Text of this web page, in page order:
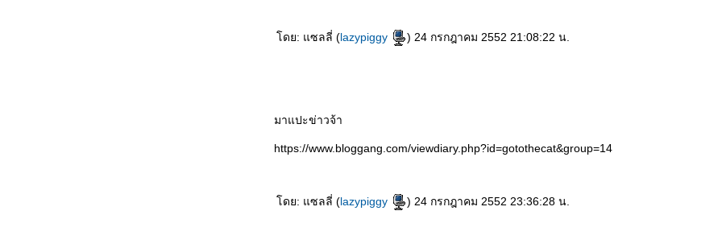
ดย: แซลลี่ (lazypiggy ) 24 กรกฎาคม 2552 21:08:22 น.
มาแปะข่าวจ้า
https://www.bloggang.com/viewdiary.php?id=gotothecat&group=14
ดย: แซลลี่ (lazypiggy ) 24 กรกฎาคม 2552 23:36:28 น.